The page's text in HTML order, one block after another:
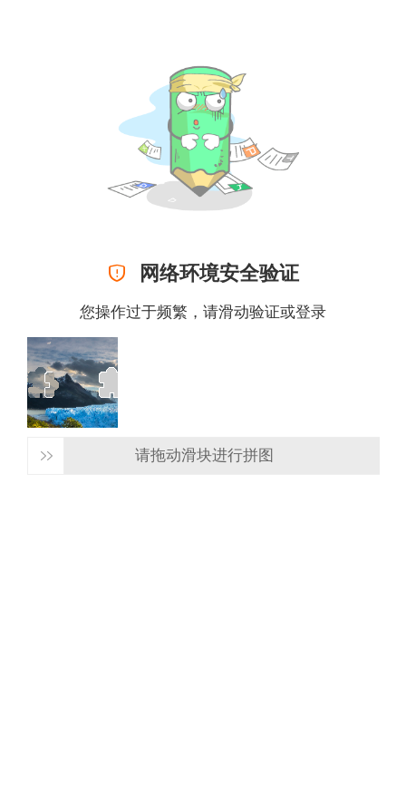
 网络环境安全验证
您操作过于频繁，请滑动验证或登录
请拖动滑块进行拼图